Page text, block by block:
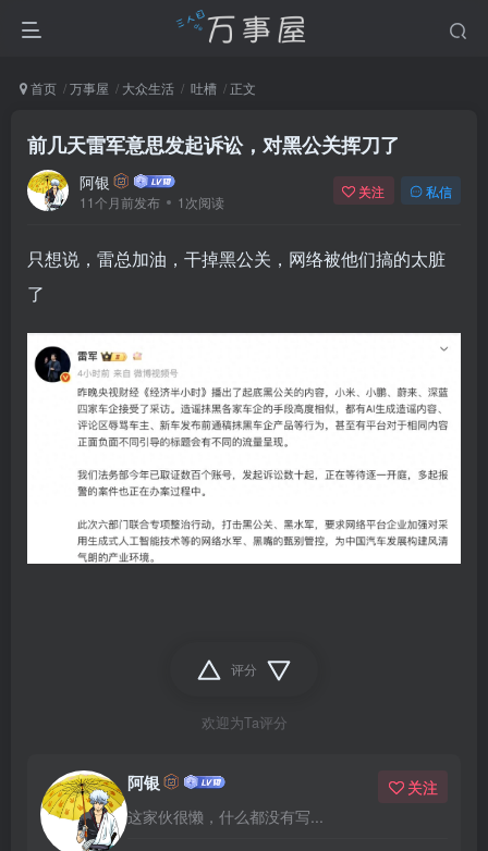
首页 万事屋 大众生活 吐槽 正文
前几天雷军意思发起诉讼，对黑公关挥刀了
阿银
11个月前发布 1次阅读
关注 私信
只想说，雷总加油，干掉黑公关，网络被他们搞的太脏
了
评分
欢迎为Ta评分
阿银
这家伙很懒，什么都没有写...
关注